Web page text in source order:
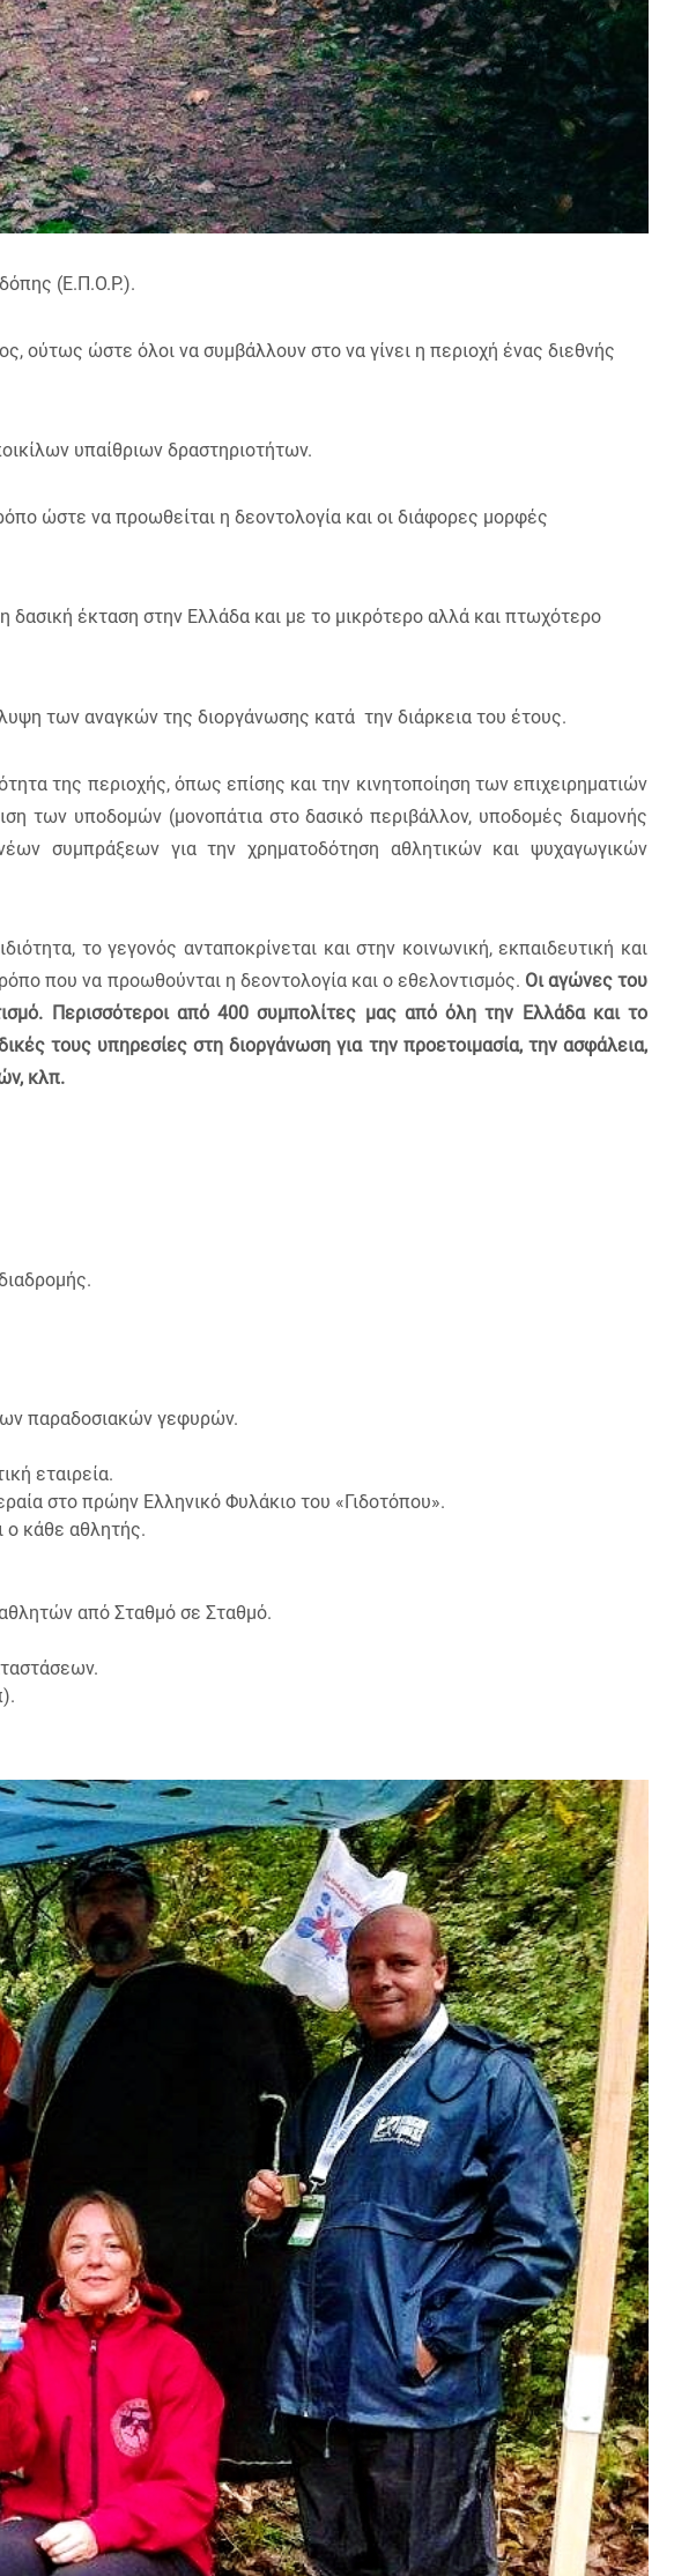
(Ε.Π.Ο.Ρ.).
ούτως ώστε όλοι να συμβάλλουν στο να γίνει η περιοχή ένας διεθνής
υπαίθριων δραστηριοτήτων.
ώστε να προωθείται η δεοντολογία και οι διάφορες μορφές
έκταση στην Ελλάδα και με το μικρότερο αλλά και πτωχότερο
των αναγκών της διοργάνωσης κατά την διάρκεια του έτους.
της περιοχής, όπως επίσης και την κινητοποίηση των επιχειρηματιών
των υποδομών (μονοπάτια στο δασικό περιβάλλον, υποδομές διαμονής
συμπράξεων για την χρηματοδότηση αθλητικών και ψυχαγωγικών
το γεγονός ανταποκρίνεται και στην κοινωνική, εκπαιδευτική και
που να προωθούνται η δεοντολογία και ο εθελοντισμός. Οι αγώνες του
Περισσότεροι από 400 συμπολίτες μας από όλη την Ελλάδα και το
τους υπηρεσίες στη διοργάνωση για την προετοιμασία, την ασφάλεια,
κλπ.
παραδοσιακών γεφυρών.
εταιρεία.
στο πρώην Ελληνικό Φυλάκιο του «Γιδοτόπου».
ο κάθε αθλητής.
από Σταθμό σε Σταθμό.